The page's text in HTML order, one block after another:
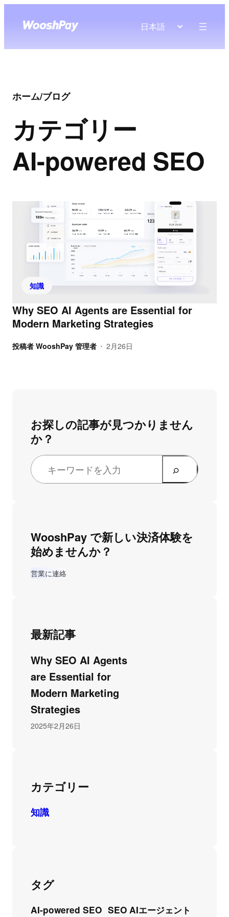
日本語
ホーム/ブログ
カテゴリー
AI-powered SEO
知識
Why SEO AI Agents are Essential for
Modern Marketing Strategies
投稿者 WooshPay 管理者 • 2月26日
お探しの記事が見つかりません
か？
WooshPay で新しい決済体験を
始めませんか？
営業に連絡
最新記事
Why SEO AI Agents
are Essential for
Modern Marketing
Strategies
2025年2月26日
カテゴリー
知識
タグ
AI-powered SEO SEO AIエージェント